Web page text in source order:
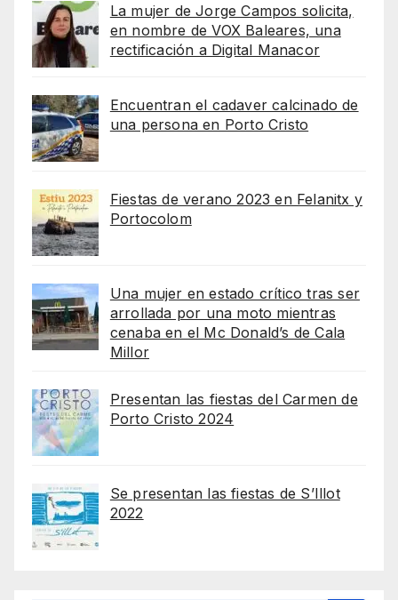
La mujer de Jorge Campos solicita,
en nombre de VOX Baleares, una
rectificación a Digital Manacor
Encuentran el cadaver calcinado de
una persona en Porto Cristo
Fiestas de verano 2023 en Felanitx y
Portocolom
Una mujer en estado crítico tras ser
arrollada por una moto mientras
cenaba en el Mc Donald’s de Cala
Millor
Presentan las fiestas del Carmen de
Porto Cristo 2024
Se presentan las fiestas de S’Illot
2022